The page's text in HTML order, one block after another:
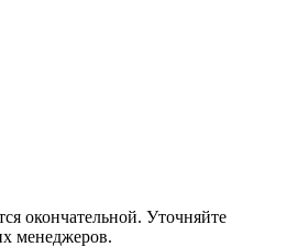
окончательной. Уточняйте
менеджеров.